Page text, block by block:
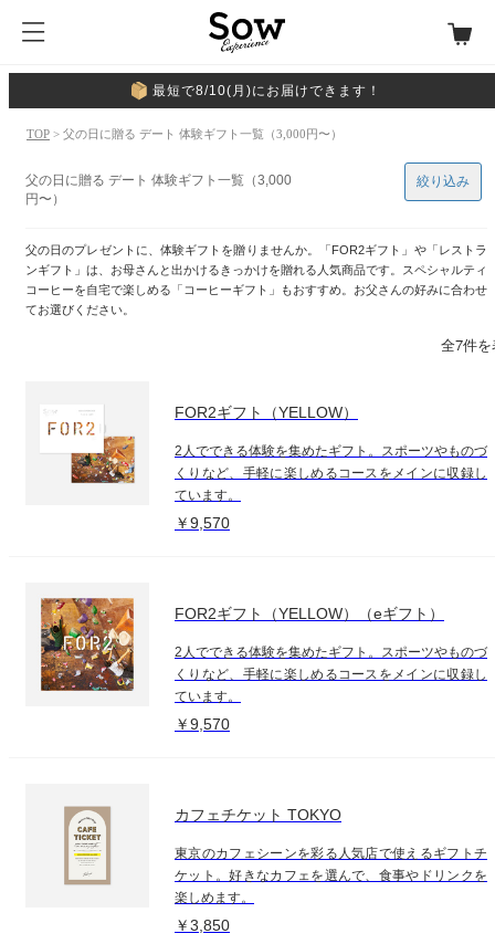
最短で8/10(月)にお届けできます！
TOP > 父の日に贈る デート 体験ギフト一覧（3,000円〜）
父の日に贈る デート 体験ギフト一覧（3,000
円〜）
父の日のプレゼントに、体験ギフトを贈りませんか。「FOR2ギフト」や「レストラ
ンギフト」は、お母さんと出かけるきっかけを贈れる人気商品です。スペシャルティ
コーヒーを自宅で楽しめる「コーヒーギフト」もおすすめ。お父さんの好みに合わせ
てお選びください。
絞り込み
全7件
FOR2ギフト（YELLOW）
2人でできる体験を集めたギフト。スポーツやものづ
くりなど、手軽に楽しめるコースをメインに収録し
ています。
￥9,570
FOR2ギフト（YELLOW）（eギフト）
2人でできる体験を集めたギフト。スポーツやものづ
くりなど、手軽に楽しめるコースをメインに収録し
ています。
￥9,570
カフェチケット TOKYO
東京のカフェシーンを彩る人気店で使えるギフトチ
ケット。好きなカフェを選んで、食事やドリンクを
楽しめます。
￥3,850